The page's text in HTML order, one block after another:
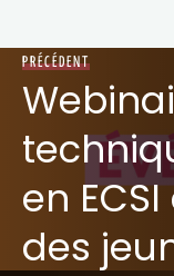
PRÉCÉDENT
en
des